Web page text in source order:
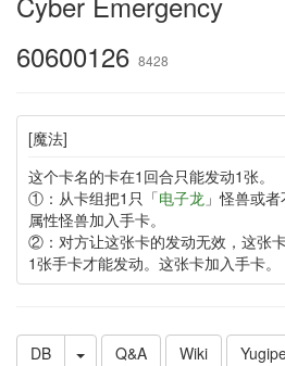
60600126 8428
[魔法]
这个卡名的卡在1回合只能发动1张。
①：从卡组把1只「电子龙 」怪兽或
属性怪兽加入手卡。
②：对方让这张卡的发动无效，这张
1张手卡才能发动。这张卡加入手卡。
DB Q&A Wiki